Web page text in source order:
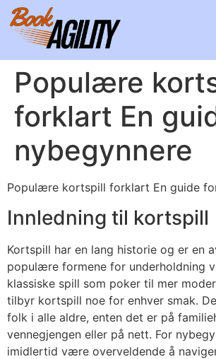
Populære
forklart En
nybegynnere
Populære kortspill forklart En guide
Innledning til kortspill
Kortspill har en lang historie og er en
populære formene for underholdning
klassiske spill som poker til mer
tilbyr kortspill noe for enhver smak.
folk i alle aldre, enten det er på
vennegjengen eller på nett. For
imidlertid være overveldende å